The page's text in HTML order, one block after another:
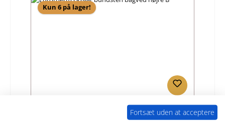
Kun 6 på lager!
Eurotherm Goslar bundsten bagved højre B
Fortsæt uden at acceptere